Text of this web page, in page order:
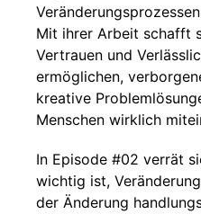
Mit ihrer Arbeit schafft
Vertrauen und
ermöglichen,
kreative
Menschen wirklich
In Episode #02 verrät
wichtig ist,
der Änderung